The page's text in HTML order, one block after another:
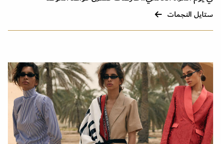
ستايل النجمات